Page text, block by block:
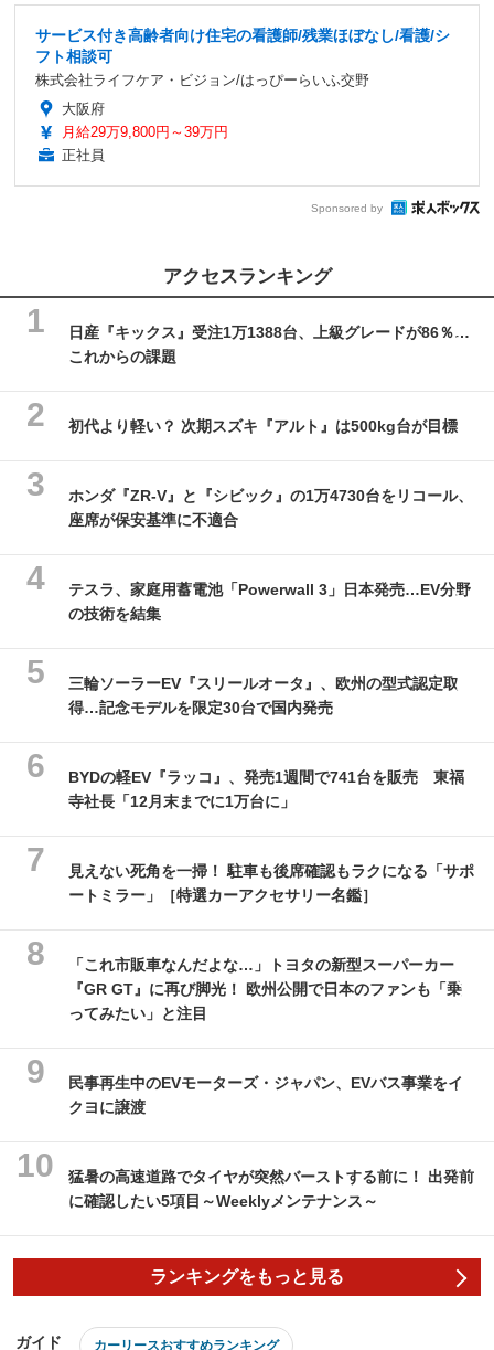
サービス付き高齢者向け住宅の看護師/残業ほぼなし/看護/シ
フト相談可
株式会社ライフケア・ビジョン/はっぴーらいふ交野
大阪府
月給29万9,800円～39万円
正社員
Sponsored by
アクセスランキング
日産『キックス』受注1万1388台、上級グレードが86％…
これからの課題
初代より軽い？ 次期スズキ『アルト』は500kg台が目標
ホンダ『ZR-V』と『シビック』の1万4730台をリコール、
座席が保安基準に不適合
テスラ、家庭用蓄電池「Powerwall 3」日本発売…EV分野
の技術を結集
三輪ソーラーEV『スリールオータ』、欧州の型式認定取
得…記念モデルを限定30台で国内発売
BYDの軽EV『ラッコ』、発売1週間で741台を販売 東福
寺社長「12月末までに1万台に」
見えない死角を一掃！ 駐車も後席確認もラクになる「サポ
ートミラー」［特選カーアクセサリー名鑑］
「これ市販車なんだよな…」トヨタの新型スーパーカー
『GR GT』に再び脚光！ 欧州公開で日本のファンも「乗
ってみたい」と注目
民事再生中のEVモーターズ・ジャパン、EVバス事業をイ
クヨに譲渡
猛暑の高速道路でタイヤが突然バーストする前に！ 出発前
に確認したい5項目～Weeklyメンテナンス～
ランキングをもっと見る
ガイド カーリースおすすめランキング